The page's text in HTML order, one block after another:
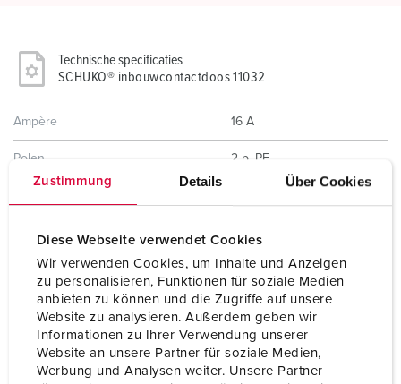
Zustimmung Details Über Cookies
Diese Webseite verwendet Cookies
Wir verwenden Cookies, um Inhalte und Anzeigen
zu personalisieren, Funktionen für soziale Medien
anbieten zu können und die Zugriffe auf unsere
Website zu analysieren. Außerdem geben wir
Informationen zu Ihrer Verwendung unserer
Website an unsere Partner für soziale Medien,
Werbung und Analysen weiter. Unsere Partner
Technische specificaties
SCHUKO® inbouwcontactdoos 11032
Ampère 16 A
Polen 2 p+PE
Contacten standaard
Beschermingsgraad IP54
Kinderbeveiliging Nee
Behuizing materiaal Kunststof